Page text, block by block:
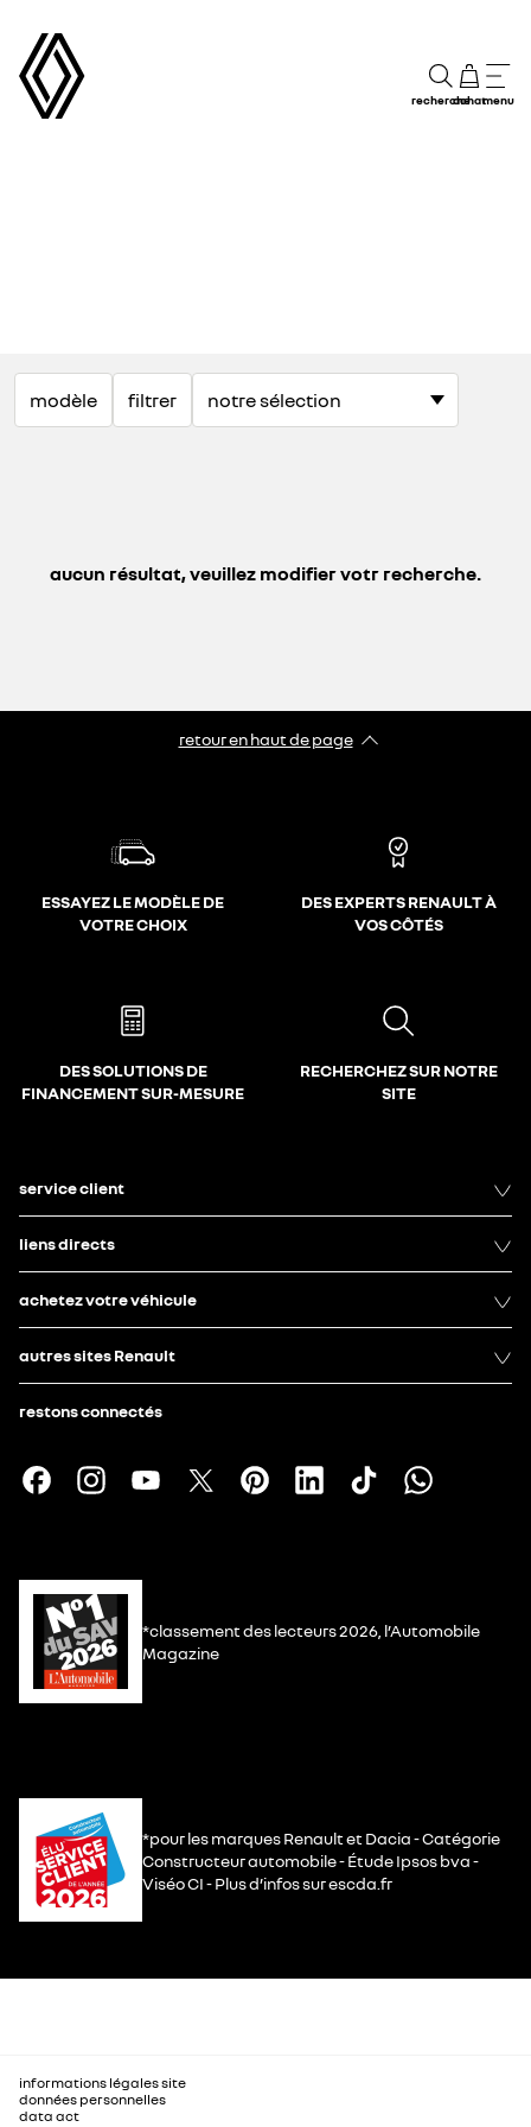
rechercheachatmenu
modèle filtrer
aucun résultat, veuillez modifier votr recherche.
retour en haut de page​
ESSAYEZ LE MODÈLE DE
VOTRE CHOIX
DES EXPERTS RENAULT À
VOS CÔTÉS
DES SOLUTIONS DE
FINANCEMENT SUR-MESURE
RECHERCHEZ SUR NOTRE
SITE
service client
liens directs
achetez votre véhicule
autres sites Renault
restons connectés
*classement des lecteurs 2026, l’Automobile
Magazine
*pour les marques Renault et Dacia - Catégorie
Constructeur automobile - Étude Ipsos bva -
Viséo CI - Plus d’infos sur escda.fr
informations légales site
données personnelles
data act